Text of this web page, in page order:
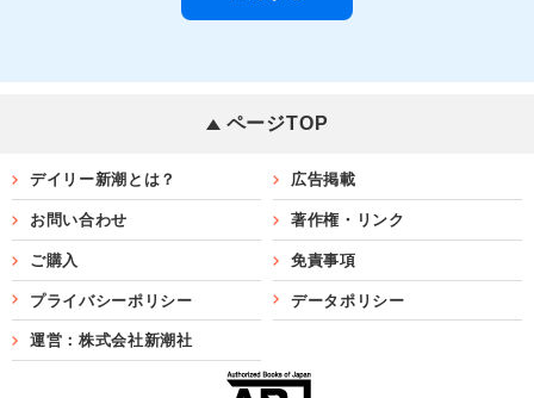
ページTOP
デイリー新潮とは？ 広告掲載
お問い合わせ 著作権・リンク
ご購入 免責事項
プライバシーポリシー データポリシー
運営：株式会社新潮社